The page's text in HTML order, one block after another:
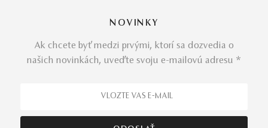
NOVINKY
Ak chcete byť medzi prvými, ktorí sa dozvedia o
našich novinkách, uveďte svoju e-mailovú adresu *